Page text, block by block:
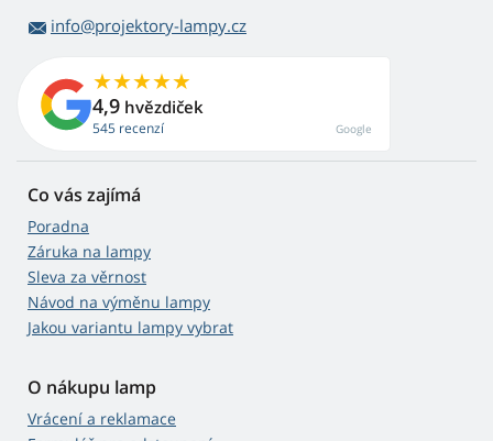
info@projektory-lampy.cz
4,9 hvězdiček
545 recenzí Google
Co vás zajímá
Poradna
Záruka na lampy
Sleva za věrnost
Návod na výměnu lampy
Jakou variantu lampy vybrat
O nákupu lamp
Vrácení a reklamace